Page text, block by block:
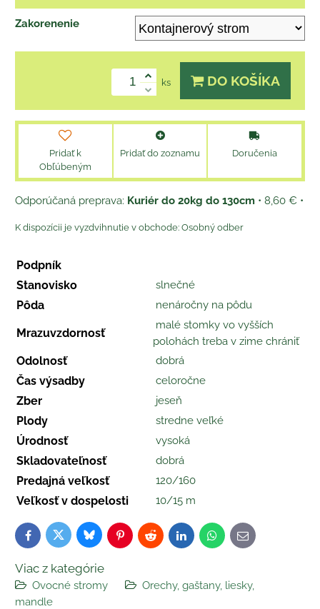
Zakorenenie
ks DO KOŠÍKA
Pridať k
Obľúbeným
Pridať do zoznamu Doručenia
Kuriér do 20kg do 130cm • 8,60 € •
Osobný odber
Podpník
Stanovisko
slnečné
Pôda nenáročny na pôdu
Mrazuvzdornosť
malé stomky vo vyšších
polohách treba v zime chrániť
Odolnosť dobrá
Čas výsadby celoročne
Zber jeseň
Plody stredne veľké
Úrodnosť vysoká
Skladovateľnosť dobrá
Predajná veľkosť 120/160
Veľkosť v dospelosti 10/15 m
FacebookTwitterBlueskyPinterestReddit LinkedInWhatsApp
E-
mail
Viac z kategórie
Ovocné stromy
Orechy, gaštany, liesky,
mandle